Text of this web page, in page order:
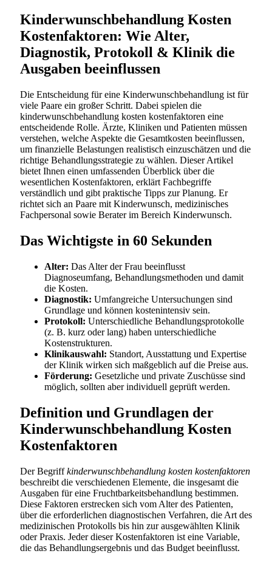
Kinderwunschbehandlung Kosten
Kostenfaktoren: Wie Alter,
Diagnostik, Protokoll & Klinik die
Ausgaben beeinflussen
Die Entscheidung für eine Kinderwunschbehandlung ist für
viele Paare ein großer Schritt. Dabei spielen die
kinderwunschbehandlung kosten kostenfaktoren eine
entscheidende Rolle. Ärzte, Kliniken und Patienten müssen
verstehen, welche Aspekte die Gesamtkosten beeinflussen,
um finanzielle Belastungen realistisch einzuschätzen und die
richtige Behandlungsstrategie zu wählen. Dieser Artikel
bietet Ihnen einen umfassenden Überblick über die
wesentlichen Kostenfaktoren, erklärt Fachbegriffe
verständlich und gibt praktische Tipps zur Planung. Er
richtet sich an Paare mit Kinderwunsch, medizinisches
Fachpersonal sowie Berater im Bereich Kinderwunsch.
Das Wichtigste in 60 Sekunden
Alter: Das Alter der Frau beeinflusst
Diagnoseumfang, Behandlungsmethoden und damit
die Kosten.
Diagnostik: Umfangreiche Untersuchungen sind
Grundlage und können kostenintensiv sein.
Protokoll: Unterschiedliche Behandlungsprotokolle
(z. B. kurz oder lang) haben unterschiedliche
Kostenstrukturen.
Klinikauswahl: Standort, Ausstattung und Expertise
der Klinik wirken sich maßgeblich auf die Preise aus.
Förderung: Gesetzliche und private Zuschüsse sind
möglich, sollten aber individuell geprüft werden.
Definition und Grundlagen der
Kinderwunschbehandlung Kosten
Kostenfaktoren
Der Begriffkinderwunschbehandlung kosten kostenfaktoren
beschreibt die verschiedenen Elemente, die insgesamt die
Ausgaben für eine Fruchtbarkeitsbehandlung bestimmen.
Diese Faktoren erstrecken sich vom Alter des Patienten,
über die erforderlichen diagnostischen Verfahren, die Art des
medizinischen Protokolls bis hin zur ausgewählten Klinik
oder Praxis. Jeder dieser Kostenfaktoren ist eine Variable,
die das Behandlungsergebnis und das Budget beeinflusst.